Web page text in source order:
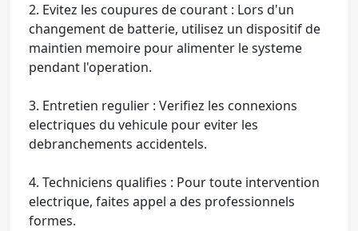
2. Evitez les coupures de courant : Lors d'un
changement de batterie, utilisez un dispositif de
maintien memoire pour alimenter le systeme
pendant l'operation.
3. Entretien regulier : Verifiez les connexions
electriques du vehicule pour eviter les
debranchements accidentels.
4. Techniciens qualifies : Pour toute intervention
electrique, faites appel a des professionnels
formes.